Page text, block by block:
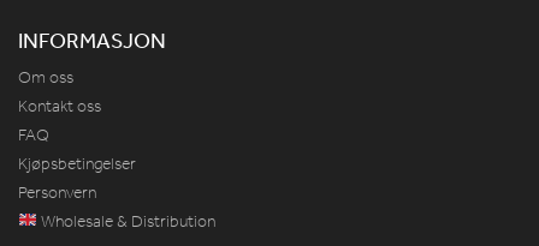
INFORMASJON
Om oss
Kontakt oss
FAQ
Kjøpsbetingelser
Personvern
Wholesale & Distribution